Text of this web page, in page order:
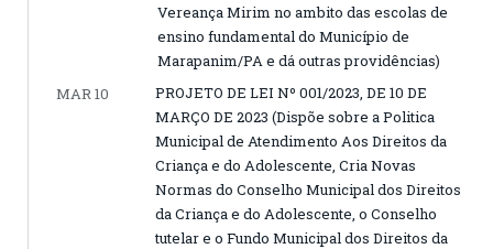
Vereança Mirim no ambito das escolas de
ensino fundamental do Município de
Marapanim/PA e dá outras providências)
MAR 10
PROJETO DE LEI Nº 001/2023, DE 10 DE
MARÇO DE 2023 (Dispõe sobre a Politica
Municipal de Atendimento Aos Direitos da
Criança e do Adolescente, Cria Novas
Normas do Conselho Municipal dos Direitos
da Criança e do Adolescente, o Conselho
tutelar e o Fundo Municipal dos Direitos da